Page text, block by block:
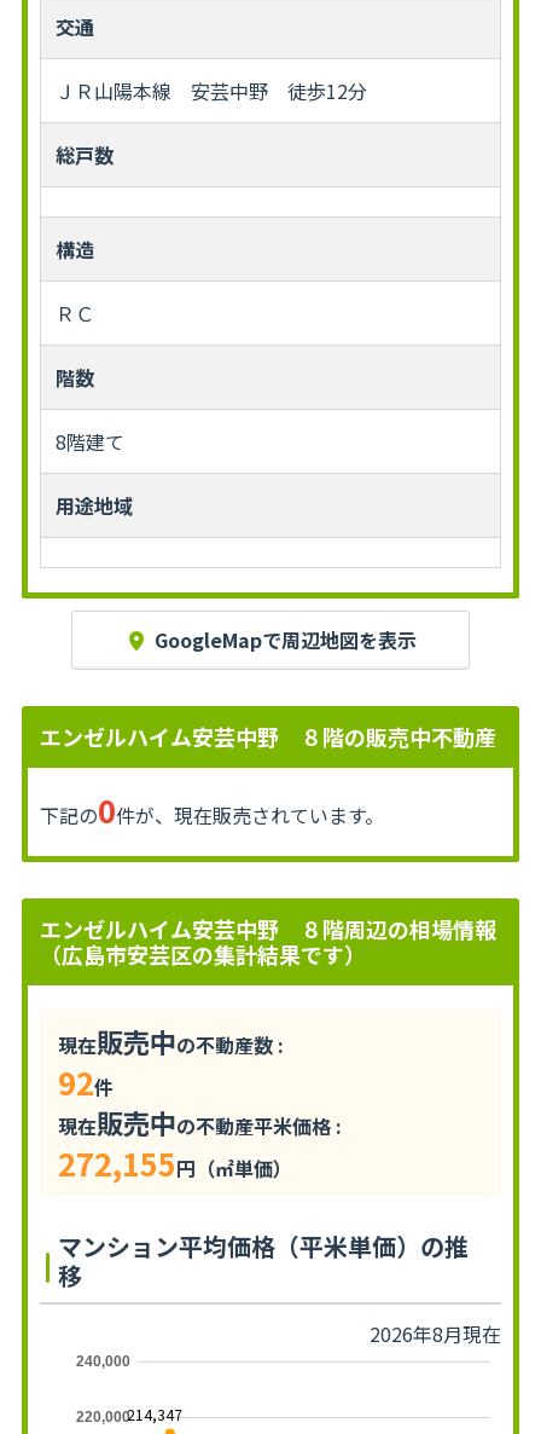
交通
ＪＲ山陽本線 安芸中野 徒歩12分
総戸数
構造
ＲＣ
階数
8階建て
用途地域
GoogleMapで周辺地図を表示
エンゼルハイム安芸中野 ８階の販売中不動産
下記の0件が、現在販売されています。
エンゼルハイム安芸中野 ８階周辺の相場情報
（広島市安芸区の集計結果です）
現在販売中の不動産数 :
92件
現在販売中の不動産平米価格 :
272,155円（㎡単価）
マンション平均価格（平米単価）の推
移
2026年8月現在
220,000
240,000
214,347